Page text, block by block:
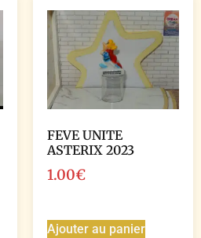
FEVE UNITE
ASTERIX 2023
1.00€
Ajouter au panier